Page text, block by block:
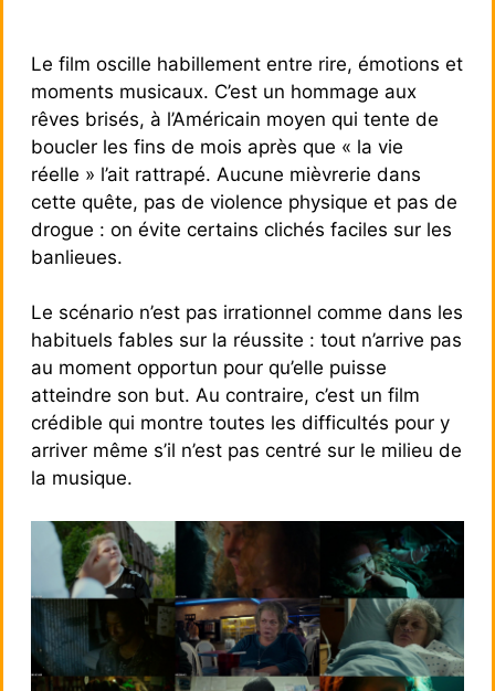
Le film oscille habillement entre rire, émotions et
moments musicaux. C’est un hommage aux
rêves brisés, à l’Américain moyen qui tente de
boucler les fins de mois après que « la vie
réelle » l’ait rattrapé. Aucune mièvrerie dans
cette quête, pas de violence physique et pas de
drogue : on évite certains clichés faciles sur les
banlieues.
Le scénario n’est pas irrationnel comme dans les
habituels fables sur la réussite : tout n’arrive pas
au moment opportun pour qu’elle puisse
atteindre son but. Au contraire, c’est un film
crédible qui montre toutes les difficultés pour y
arriver même s’il n’est pas centré sur le milieu de
la musique.